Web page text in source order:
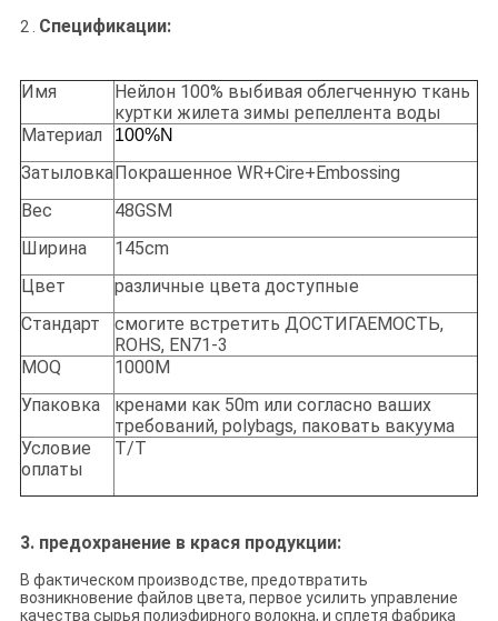
2 . Спецификации:
Имя
Нейлон 100% выбивая облегченную ткань
куртки жилета зимы репеллента воды
Материал
100%N
Затыловка Покрашенное WR+Cire+Embossing
Вес
48GSM
Ширина
145cm
Цвет
различные цвета доступные
Стандарт
смогите встретить ДОСТИГАЕМОСТЬ,
ROHS, EN71-3
MOQ
1000M
Упаковка
кренами как 50m или согласно ваших
требований, polybags, паковать вакуума
Условие
оплаты
T/T
3. предохранение в крася продукции:
В фактическом производстве, предотвратить
возникновение файлов цвета, первое усилить управление
качества сырья полиэфирного волокна, и сплетя фабрика